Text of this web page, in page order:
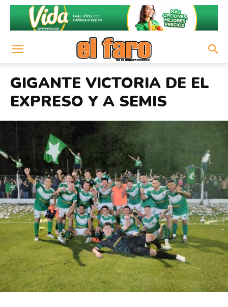
GIGANTE VICTORIA DE EL
EXPRESO Y A SEMIS